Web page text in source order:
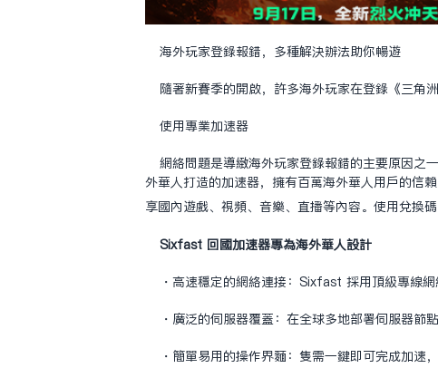
海外玩家登錄報錯，多種解決辦法助你暢遊
隨著新賽季的開啟，許多海外玩家在登錄《三角
使用專業加速器
網絡問題是導致海外玩家登錄報錯的主要原因之
外華人打造的加速器，擁有百萬海外華人用戶的信
享國內遊戲、視頻、音樂、直播等內容。使用兌換碼
Sixfast 回國加速器專為海外華人設計
・高速穩定的網絡連接：Sixfast 採用頂級專線網
・廣泛的伺服器覆蓋：在全球多地部署伺服器節
・簡單易用的操作界面：只需一鍵即可完成加速